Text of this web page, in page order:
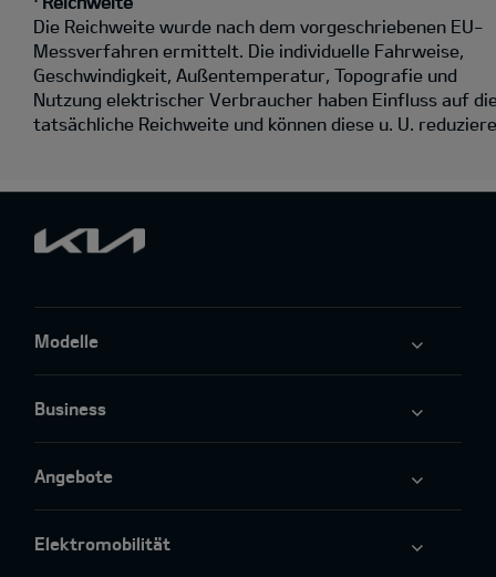
Die Reichweite wurde nach dem vorgeschriebenen EU-
Messverfahren ermittelt. Die individuelle Fahrweise,
Geschwindigkeit, Außentemperatur, Topografie und
Nutzung elektrischer Verbraucher haben Einfluss auf
tatsächliche Reichweite und können diese u. U.
Modelle
Business
Angebote
Elektromobilität